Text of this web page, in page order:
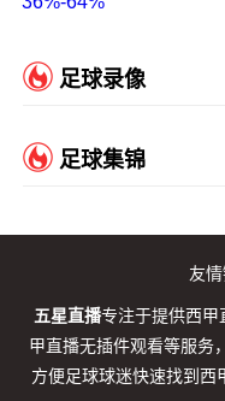
足球录像
足球集锦
友情
五星直播专注于提供西甲
甲直播无插件观看等服务
方便足球球迷快速找到西